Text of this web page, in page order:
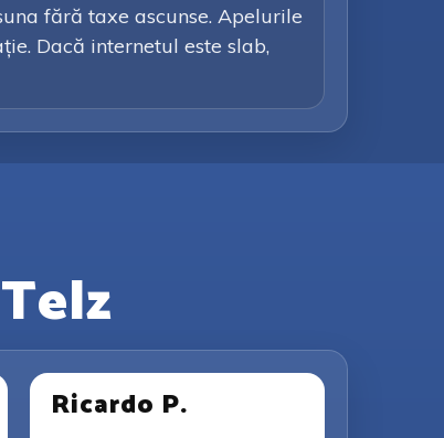
fără taxe ascunse. Apelurile
Dacă internetul este slab,
Ricardo P.